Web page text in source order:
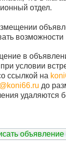
отдел.
возможности
в
при условии
ссылкой на
до
удаляются
объявление